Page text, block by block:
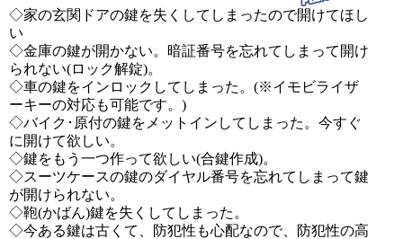
◇家の玄関ドアの鍵を失くしてしまったので開けてほし
い
◇金庫の鍵が開かない。暗証番号を忘れてしまって開け
られない(ロック解錠)。
◇車の鍵をインロックしてしまった。(※イモビライザ
ーキーの対応も可能です。)
◇バイク･原付の鍵をメットインしてしまった。今すぐ
に開けて欲しい。
◇鍵をもう一つ作って欲しい(合鍵作成)。
◇スーツケースの鍵のダイヤル番号を忘れてしまって鍵
が開けられない。
◇鞄(かばん)鍵を失くしてしまった。
◇今ある鍵は古くて、防犯性も心配なので、防犯性の高